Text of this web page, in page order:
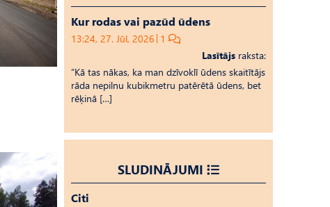
Kur rodas vai pazūd ūdens
13:24, 27. Jūl, 2026 1
Lasītājs raksta:
“Kā tas nākas, ka man dzīvoklī ūdens skaitītājs
rāda nepilnu kubikmetru patērētā ūdens, bet
rēķinā […]
SLUDINĀJUMI
Citi